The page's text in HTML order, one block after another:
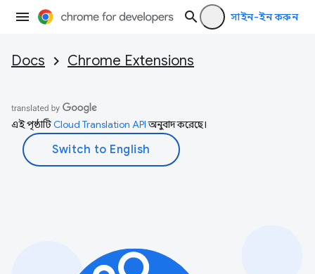
সাইন-ইন করুন
Docs Chrome Extensions
এই পৃষ্ঠাটিCloud Translation APIঅনুবাদ করেছে।